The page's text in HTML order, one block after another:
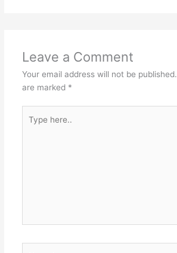
Leave a Comment
Your email address will not be published.
are marked *
here..